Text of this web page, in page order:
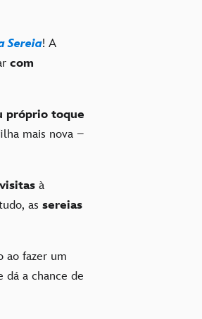
Sereia! A
com
próprio toque
mais nova –
à
as sereias
ao fazer um
dá a chance de